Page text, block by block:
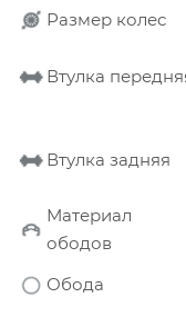
Размер колес
Втулка
Втулка задняя
Материал
ободов
Обода